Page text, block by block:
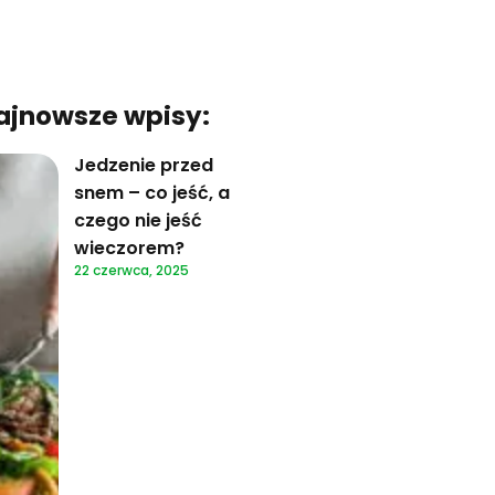
wpisy:
Jedzenie przed
snem – co jeść, a
czego nie jeść
wieczorem?
22 czerwca, 2025